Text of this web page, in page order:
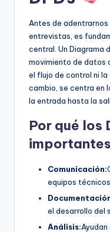
U
Antes de
entrevistas, es
central. Un Diagrama
movimiento de datos
el flujo de control ni
cambio, se centra en
la entrada hasta la
Por qué los
Comunicación:
equipos
el desarrollo del
Análisis: